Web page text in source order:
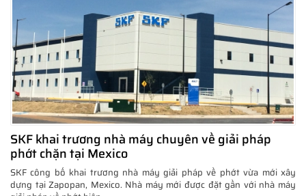
SKF khai trương nhà máy chuyên về giải pháp
phớt chặn tại Mexico
SKF công bố khai trương nhà máy giải pháp về phớt vừa mới xây
dựng tại Zapopan, Mexico. Nhà máy mới được đặt gần với nhà máy